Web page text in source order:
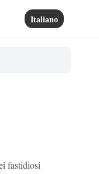
Italiano
fastidiosi